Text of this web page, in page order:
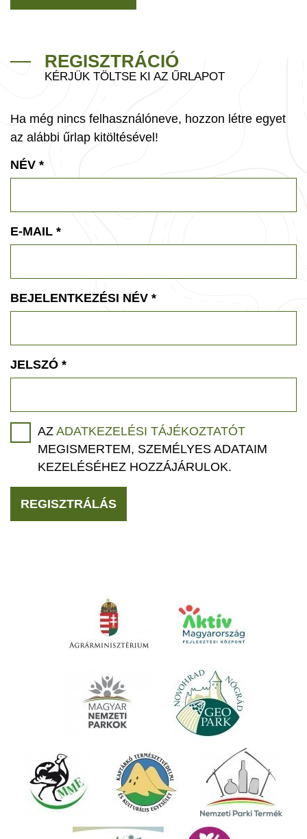
REGISZTRÁCIÓ
KÉRJÜK TÖLTSE KI AZ ŰRLAPOT
Ha még nincs felhasználóneve, hozzon létre egyet
az alábbi űrlap kitöltésével!
NÉV *
E-MAIL *
BEJELENTKEZÉSI NÉV *
JELSZÓ *
AZ ADATKEZELÉSI TÁJÉKOZTATÓT
MEGISMERTEM, SZEMÉLYES ADATAIM
KEZELÉSÉHEZ HOZZÁJÁRULOK.
REGISZTRÁLÁS